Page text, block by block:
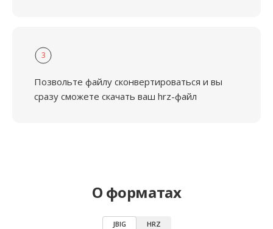
3
Позвольте файлу сконвертироваться и вы
сразу сможете скачать ваш hrz-файл
О форматах
JBIG HRZ